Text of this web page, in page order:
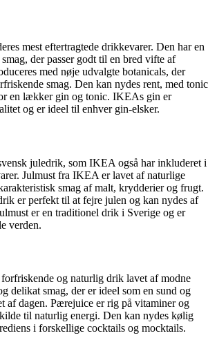
mest eftertragtede drikkevarer. Den har en
der passer godt til en bred vifte af
med nøje udvalgte botanicals, der
smag. Den kan nydes rent, med tonic
en lækker gin og tonic. IKEAs gin er
og er ideel til enhver gin-elsker.
juledrik, som IKEA også har inkluderet i
Julmust fra IKEA er lavet af naturlige
smag af malt, krydderier og frugt.
er perfekt til at fejre julen og kan nydes af
er en traditionel drik i Sverige og er
verden.
og naturlig drik lavet af modne
delikat smag, der er ideel som en sund og
af dagen. Pærejuice er rig på vitaminer og
til naturlig energi. Den kan nydes kølig
i forskellige cocktails og mocktails.